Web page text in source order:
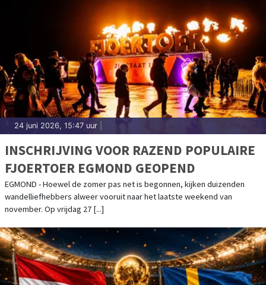
24 juni 2026, 15:47 uur
INSCHRIJVING VOOR RAZEND POPULAIRE
FJOERTOER EGMOND GEOPEND
EGMOND - Hoewel de zomer pas net is begonnen, kijken duizenden
wandelliefhebbers alweer vooruit naar het laatste weekend van
november. Op vrijdag 27 [...]